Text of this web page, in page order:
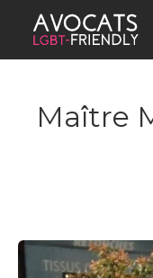
Maître